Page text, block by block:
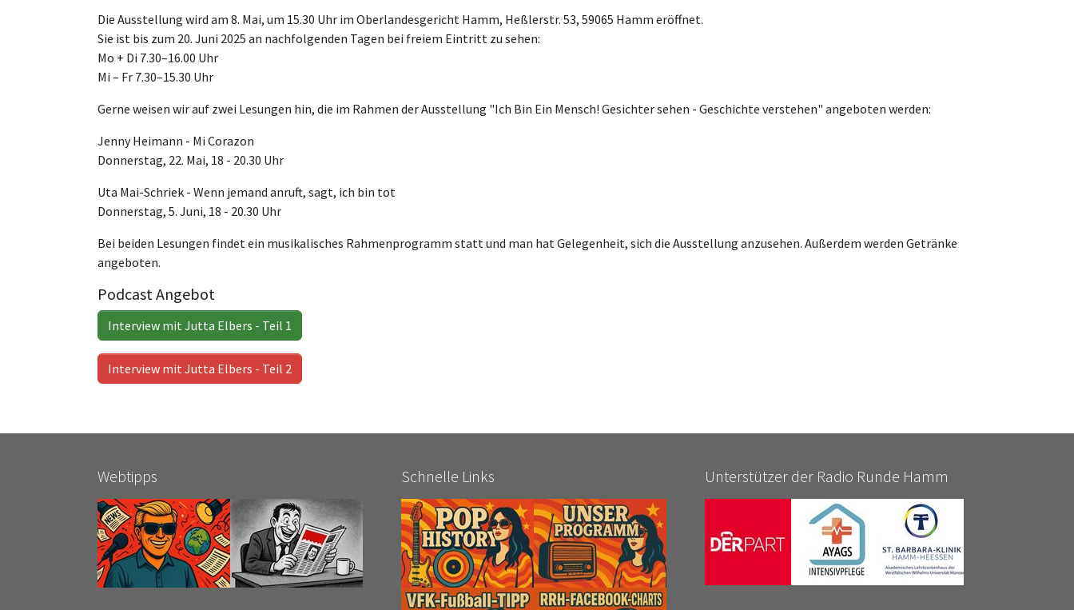
Die Ausstellung wird am 8. Mai, um 15.30 Uhr im Oberlandesgericht Hamm, Heßlerstr. 53, 59065 Hamm eröffnet.
Sie ist bis zum 20. Juni 2025 an nachfolgenden Tagen bei freiem Eintritt zu sehen:
Mo + Di 7.30–16.00 Uhr
Mi – Fr 7.30–15.30 Uhr
Gerne weisen wir auf zwei Lesungen hin, die im Rahmen der Ausstellung "Ich Bin Ein Mensch! Gesichter sehen - Geschichte verstehen" angeboten werden:
Jenny Heimann - Mi Corazon
Donnerstag, 22. Mai, 18 - 20.30 Uhr
Uta Mai-Schriek - Wenn jemand anruft, sagt, ich bin tot
Donnerstag, 5. Juni, 18 - 20.30 Uhr
Bei beiden Lesungen findet ein musikalisches Rahmenprogramm statt und man hat Gelegenheit, sich die Ausstellung anzusehen. Außerdem werden Getränke
angeboten.
Podcast Angebot
Interview mit Jutta Elbers - Teil 1
Interview mit Jutta Elbers - Teil 2
Webtipps Schnelle Links Unterstützer der Radio Runde Hamm